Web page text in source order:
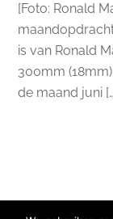
[Foto: Ronald
maandopdracht
is van Ronald
300mm
de maand juni